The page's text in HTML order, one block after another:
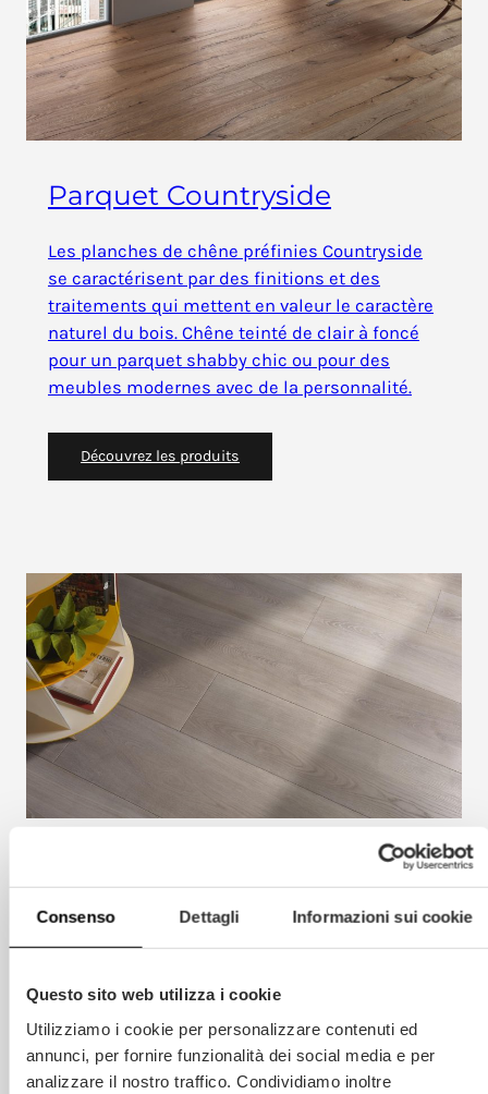
Consenso Dettagli Informazioni sui cookie
Questo sito web utilizza i cookie
Utilizziamo i cookie per personalizzare contenuti ed
annunci, per fornire funzionalità dei social media e per
analizzare il nostro traffico. Condividiamo inoltre
Parquet Countryside
Les planches de chêne préfinies Countryside
se caractérisent par des finitions et des
traitements qui mettent en valeur le caractère
naturel du bois. Chêne teinté de clair à foncé
pour un parquet shabby chic ou pour des
meubles modernes avec de la personnalité.
Découvrez les produits
Un style jeune et extraverti. Berti Studio est
une gamme vivante et originale de parquets en
l’expérimentation, au nouveau, à l’insolite. Pour
un parquet qui devient une pièce unique et